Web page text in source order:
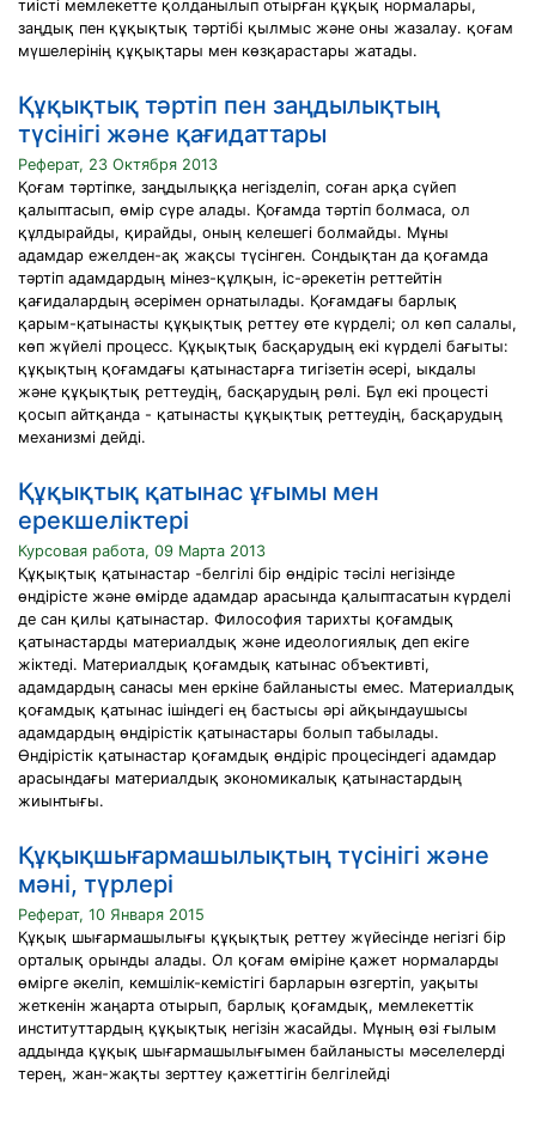
тиiстi мемлекетте қолданылып отырған құқық нормалары,
заңдық пен құқықтық тәртiбi қылмыс және оны жазалау. қоғам
мүшелерiнiң құқықтары мен көзқарастары жатады.
Құқықтық тәртіп пен заңдылықтың
түсінігі және қағидаттары
Реферат, 23 Октября 2013
Қоғам тәртіпке, заңдылыққа негізделіп, соған арқа сүйеп
қалыптасып, өмір сүре алады. Қоғамда тәртіп болмаса, ол
құлдырайды, қирайды, оның келешегі болмайды. Мұны
адамдар ежелден-ақ жақсы түсінген. Сондықтан да қоғамда
тәртіп адамдардың мінез-құлқын, іс-әрекетін реттейтін
қағидалардың әсерімен орнатылады. Қоғамдағы барлық
қарым-қатынасты құқықтық реттеу өте күрделі; ол көп салалы,
көп жүйелі процесс. Құқықтық басқарудың екі күрделі бағыты:
құқықтың қоғамдағы қатынастарға тигізетін әсері, ыкдалы
және құқықтық реттеудің, басқарудың рөлі. Бұл екі процесті
қосып айтқанда - қатынасты құқықтық реттеудің, басқарудың
механизмі дейді.
Құқықтық қатынас ұғымы мен
ерекшеліктері
Курсовая работа, 09 Марта 2013
Құқықтық қатынастар -белгілі бір өндіріс тәсілі негізінде
өндірісте және өмірде адамдар арасында қалыптасатын күрделі
де сан қилы қатынастар. Философия тарихты қоғамдық
қатынастарды материалдық және идеологиялық деп екіге
жіктеді. Материалдық қоғамдық катынас объективті,
адамдардың санасы мен еркіне байланысты емес. Материалдық
қоғамдық қатынас ішіндегі ең бастысы әрі айқындаушысы
адамдардың өндірістік қатынастары болып табылады.
Өндірістік қатынастар қоғамдық өндіріс процесіндегі адамдар
арасындағы материалдық экономикалық қатынастардың
жиынтығы.
Құқықшығармашылықтың түсінігі және
мәні, түрлері
Реферат, 10 Января 2015
Құқық шығармашылығы құқықтық реттеу жүйесінде негізгі бір
орталық орынды алады. Ол қоғам өміріне қажет нормаларды
өмірге әкеліп, кемшілік-кемістігі барларын өзгертіп, уақыты
жеткенін жаңарта отырып, барлық қоғамдық, мемлекеттік
институттардың құқықтық негізін жасайды. Мұның өзі ғылым
аддында құқық шығармашылығымен байланысты мәселелерді
терең, жан-жақты зерттеу қажеттігін белгілейді